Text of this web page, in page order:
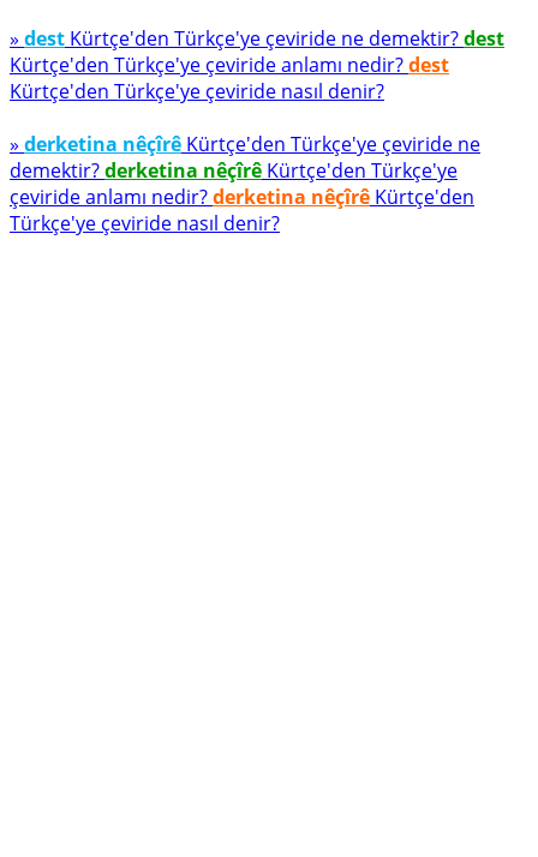
» dest Kürtçe'den Türkçe'ye çeviride ne demektir?dest
Kürtçe'den Türkçe'ye çeviride anlamı nedir?dest
Kürtçe'den Türkçe'ye çeviride nasıl denir?
» derketina nêçîrê Kürtçe'den Türkçe'ye çeviride ne
demektir?derketina nêçîrê Kürtçe'den Türkçe'ye
çeviride anlamı nedir?derketina nêçîrê Kürtçe'den
Türkçe'ye çeviride nasıl denir?